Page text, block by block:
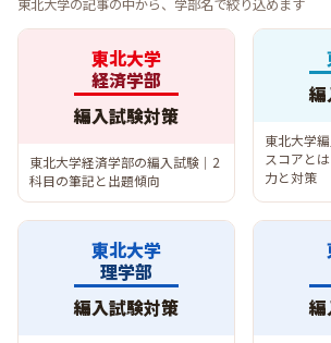
東北大学の記事の中から、学部名で絞り込めます
東北大学
経済学部
編入試験対策
東北大学経済学部の編入試験｜2
科目の筆記と出題傾向
東北大学
スコアと
力と対策
東北大学
理学部
編入試験対策